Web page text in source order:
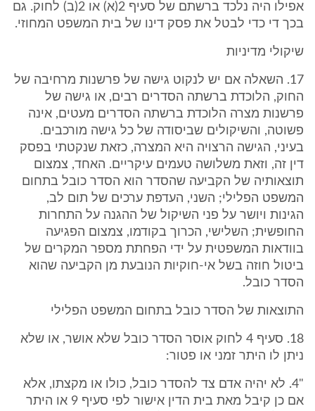
אפילו היה נלכד ברשתם של סעיף 2(א) או 2(ב) לחוק. גם
בכך די כדי לבטל את פסק דינו של בית המשפט המחוזי.
שיקולי מדיניות
17. השאלה אם יש לנקוט גישה של פרשנות מרחיבה של
החוק, הלוכדת ברשתה הסדרים רבים, או גישה של
פרשנות מצרה הלוכדת ברשתה הסדרים מעטים, אינה
פשוטה, והשיקולים שביסודה של כל גישה מורכבים.
בעיני, הגישה הרצויה היא המצרה, כזאת שנקטתי בפסק
דין זה, וזאת משלושה טעמים עיקריים. האחד, צמצום
תוצאותיה של הקביעה שהסדר הוא הסדר כובל בתחום
המשפט הפלילי; השני, העדפת ערכים של תום לב,
הגינות ויושר על פני השיקול של ההגנה על התחרות
החופשית; השלישי, הכרוך בקודמו, צמצום הפגיעה
בוודאות המשפטית על ידי הפחתת מספר המקרים של
ביטול חוזה בשל אי-חוקיות הנובעת מן הקביעה שהוא
הסדר כובל.
התוצאות של הסדר כובל בתחום המשפט הפלילי
18. סעיף 4 לחוק אוסר הסדר כובל שלא אושר, או שלא
ניתן לו היתר זמני או פטור:
"4. לא יהיה אדם צד להסדר כובל, כולו או מקצתו, אלא
אם כן קיבל מאת בית הדין אישור לפי סעיף 9 או היתר